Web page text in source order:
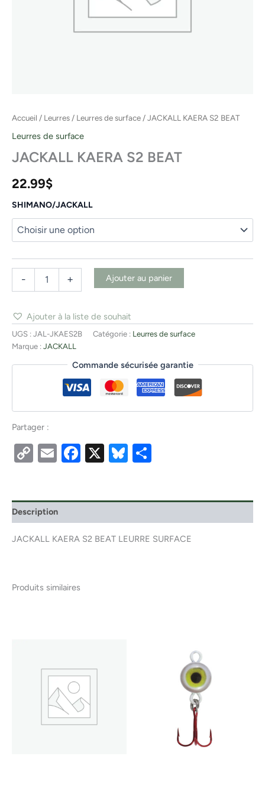
Accueil / Leurres / Leurres de surface / JACKALL KAERA S2 BEAT
Leurres de surface
JACKALL KAERA S2 BEAT
22.99$
SHIMANO/JACKALL
- + Ajouter au panier
Ajouter à la liste de souhait
UGS : JAL-JKAES2B Catégorie : Leurres de surface
Marque : JACKALL
Commande sécurisée garantie
Partager :
CopyEmailFacebook
X Bluesky
Description
JACKALL KAERA S2 BEAT LEURRE SURFACE
Produits similaires